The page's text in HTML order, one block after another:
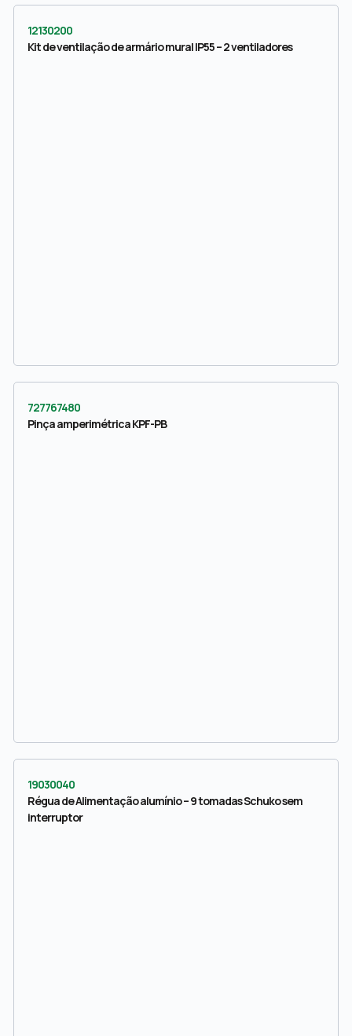
12130200
Kit de ventilação de armário mural IP55 – 2 ventiladores
727767480
Pinça amperimétrica KPF-PB
19030040
Régua de Alimentação alumínio – 9 tomadas Schuko sem
interruptor